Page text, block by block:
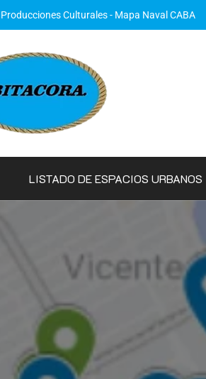
Culturales - Mapa Naval CABA
LISTADO DE ESPACIOS URBANOS